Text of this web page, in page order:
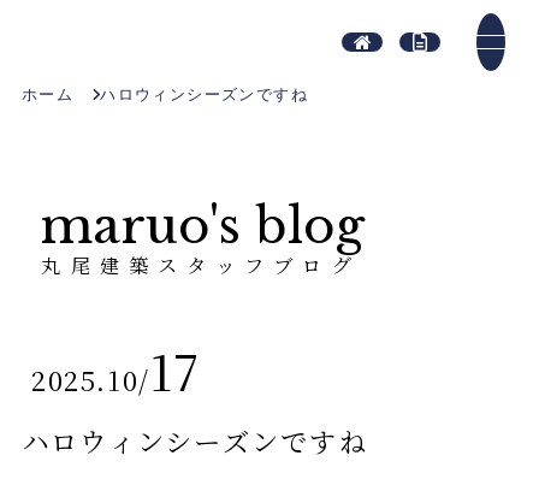
ホーム ハロウィンシーズンですね
maruo's blog
丸尾建築スタッフブログ
2025.10/17
ハロウィンシーズンですね